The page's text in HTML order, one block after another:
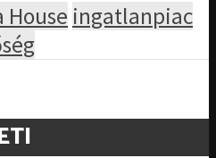
House ingatlanpiac